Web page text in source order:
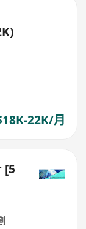
22K/月
[5